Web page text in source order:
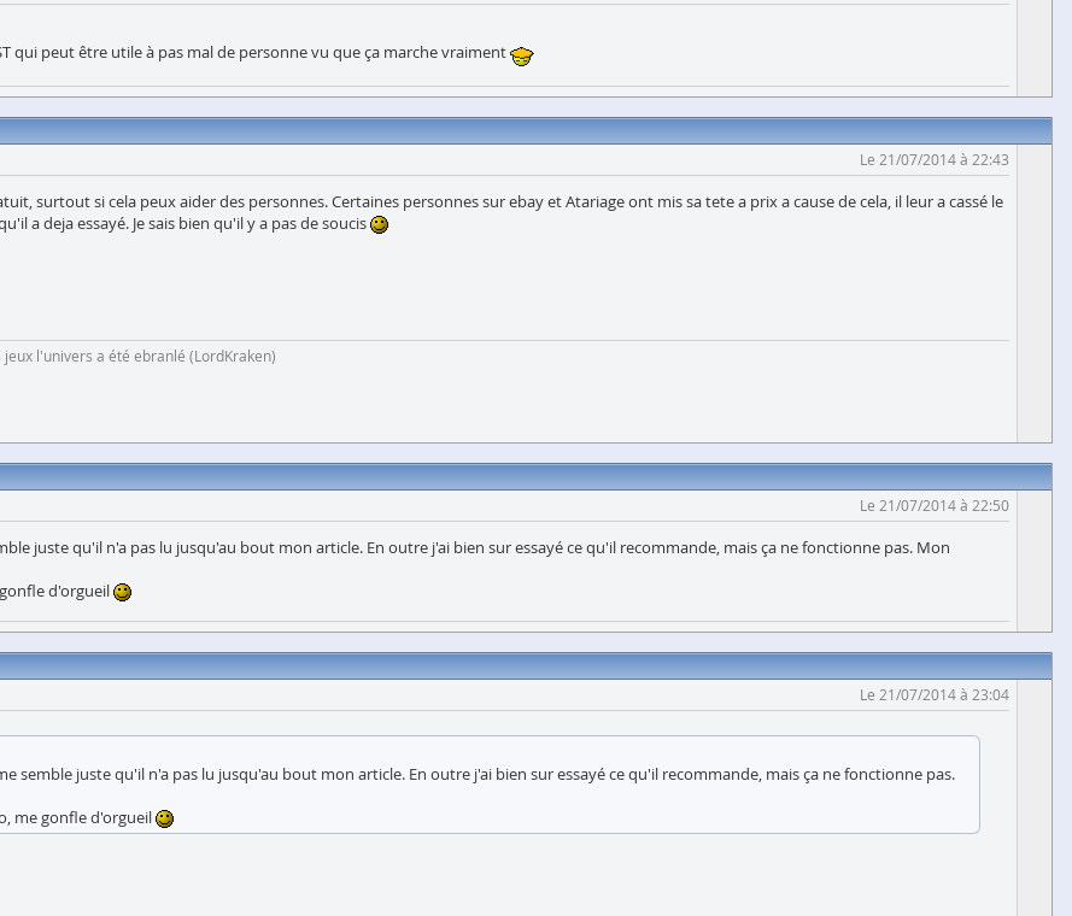
qui peut être utile à pas mal de personne vu que ça marche vraiment
Le 21/07/2014 à 22:43
surtout si cela peux aider des personnes. Certaines personnes sur ebay et Atariage ont mis sa tete a prix a cause de cela, il leur a cassé le
a deja essayé. Je sais bien qu'il y a pas de soucis
l'univers a été ebranlé (LordKraken)
Le 21/07/2014 à 22:50
juste qu'il n'a pas lu jusqu'au bout mon article. En outre j'ai bien sur essayé ce qu'il recommande, mais ça ne fonctionne pas. Mon
d'orgueil
Le 21/07/2014 à 23:04
semble juste qu'il n'a pas lu jusqu'au bout mon article. En outre j'ai bien sur essayé ce qu'il recommande, mais ça ne fonctionne pas.
me gonfle d'orgueil